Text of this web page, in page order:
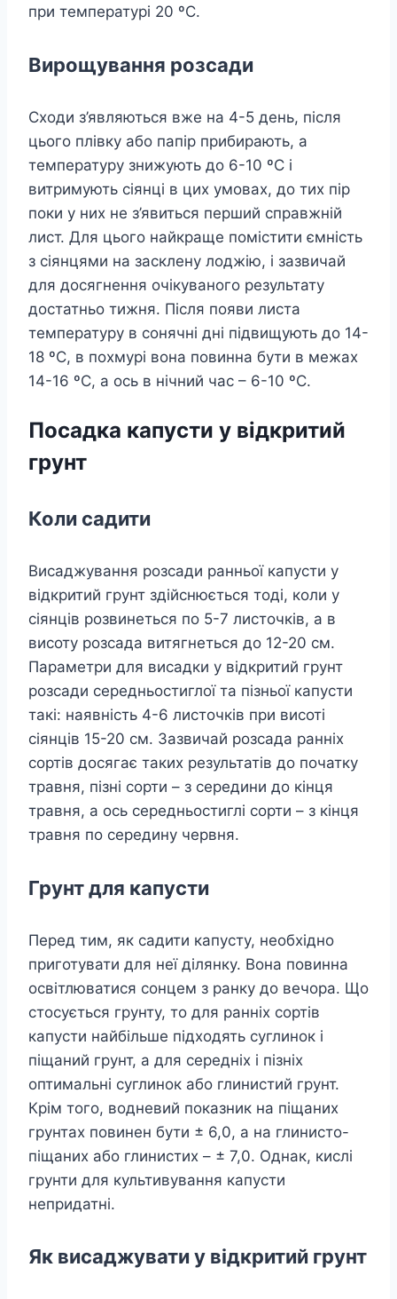
при температурі 20 ºC.
Вирощування розсади
Сходи з’являються вже на 4-5 день, після
цього плівку або папір прибирають, а
температуру знижують до 6-10 ºC і
витримують сіянці в цих умовах, до тих пір
поки у них не з’явиться перший справжній
лист. Для цього найкраще помістити ємність
з сіянцями на засклену лоджію, і зазвичай
для досягнення очікуваного результату
достатньо тижня. Після появи листа
температуру в сонячні дні підвищують до 14-
18 ºC, в похмурі вона повинна бути в межах
14-16 ºC, а ось в нічний час – 6-10 ºC.
Посадка капусти у відкритий
грунт
Коли садити
Висаджування розсади ранньої капусти у
відкритий грунт здійснюється тоді, коли у
сіянців розвинеться по 5-7 листочків, а в
висоту розсада витягнеться до 12-20 см.
Параметри для висадки у відкритий грунт
розсади середньостиглої та пізньої капусти
такі: наявність 4-6 листочків при висоті
сіянців 15-20 см. Зазвичай розсада ранніх
сортів досягає таких результатів до початку
травня, пізні сорти – з середини до кінця
травня, а ось середньостиглі сорти – з кінця
травня по середину червня.
Грунт для капусти
Перед тим, як садити капусту, необхідно
приготувати для неї ділянку. Вона повинна
освітлюватися сонцем з ранку до вечора. Що
стосується грунту, то для ранніх сортів
капусти найбільше підходять суглинок і
піщаний грунт, а для середніх і пізніх
оптимальні суглинок або глинистий грунт.
Крім того, водневий показник на піщаних
грунтах повинен бути ± 6,0, а на глинисто-
піщаних або глинистих – ± 7,0. Однак, кислі
грунти для культивування капусти
непридатні.
Як висаджувати у відкритий грунт